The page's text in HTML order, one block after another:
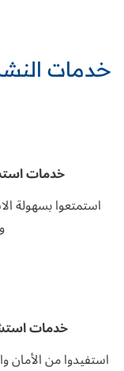
خدمات
خدمات
استمتعوا بسهولة
خدمات
استفيدوا من الأمان